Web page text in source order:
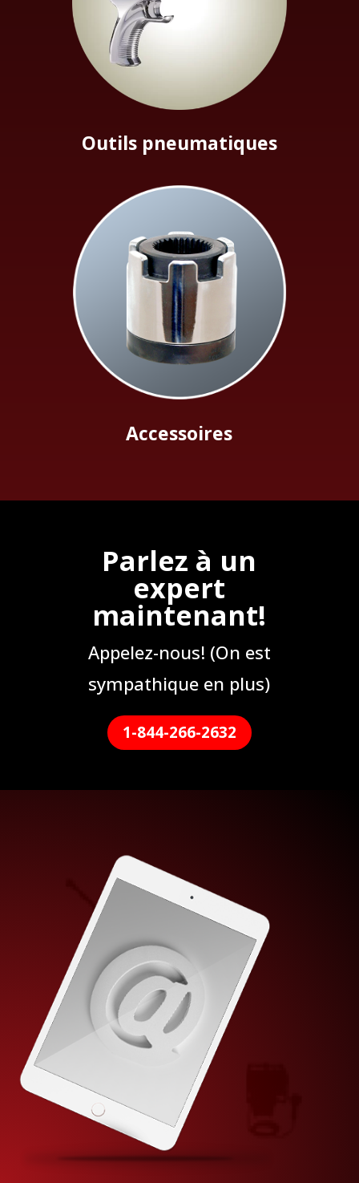
Outils pneumatiques
Accessoires
Parlez à un
expert
maintenant!
Appelez-nous! (On est
sympathique en plus)
1-844-266-2632